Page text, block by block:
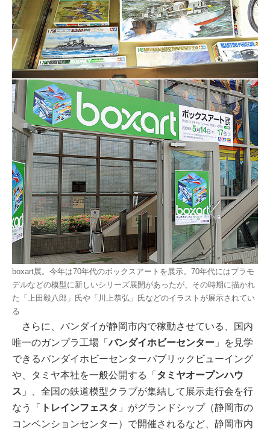
boxart展。今年は70年代のボックスアートを展示。70年代にはプラモ
デルなどの模型に新しいシリーズ展開があったが、その時期に描かれ
た「上田毅八郎」氏や「川上恭弘」氏などのイラストが展示されてい
る
さらに、バンダイが静岡市内で稼動させている、国内
唯一のガンプラ工場「バンダイホビーセンター 」を見学
できるバンダイホビーセンターパブリックビューイング
や、タミヤ本社を一般公開する「 タミヤオープンハウ
ス 」、全国の鉄道模型クラブが集結して展示走行会を行
なう「
トレインフェスタ 」がグランドシップ（静岡市の
コンベンションセンター）で開催されるなど、静岡市内